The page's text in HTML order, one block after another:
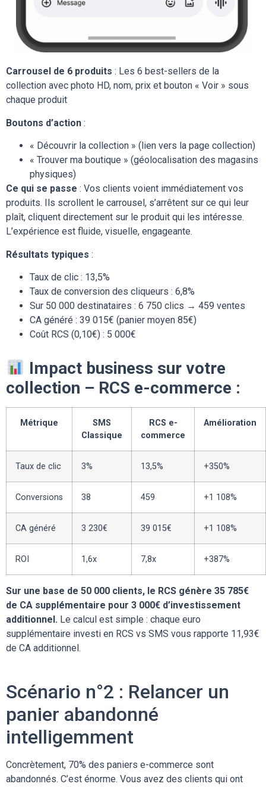
Carrousel de 6 produits : Les 6 best-sellers de la
collection avec photo HD, nom, prix et bouton « Voir » sous
chaque produit
Boutons d’action :
« Découvrir la collection » (lien vers la page collection)
« Trouver ma boutique » (géolocalisation des magasins
physiques)
Ce qui se passe : Vos clients voient immédiatement vos
produits. Ils scrollent le carrousel, s’arrêtent sur ce qui leur
plaît, cliquent directement sur le produit qui les intéresse.
L’expérience est fluide, visuelle, engageante.
Résultats typiques :
Taux de clic : 13,5%
Taux de conversion des cliqueurs : 6,8%
Sur 50 000 destinataires : 6 750 clics → 459 ventes
CA généré : 39 015€ (panier moyen 85€)
Coût RCS (0,10€) : 5 000€
Impact business sur votre
collection – RCS e-commerce :
Métrique
SMS
Classique
RCS e-
commerce
Amélioration
Taux de clic 3% 13,5% +350%
Conversions 38 459 +1 108%
CA généré 3 230€ 39 015€ +1 108%
ROI 1,6x 7,8x +387%
Sur une base de 50 000 clients, le RCS génère 35 785€
de CA supplémentaire pour 3 000€ d’investissement
additionnel. Le calcul est simple : chaque euro
supplémentaire investi en RCS vs SMS vous rapporte 11,93€
de CA additionnel.
Scénario n°2 : Relancer un
panier abandonné
intelligemment
Concrètement, 70% des paniers e-commerce sont
abandonnés. C’est énorme. Vous avez des clients qui ont